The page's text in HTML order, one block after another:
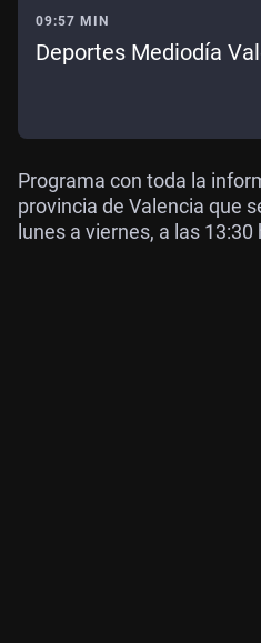
09:57 MIN
Deportes Mediodía
Programa con toda la
provincia de Valencia que
lunes a viernes, a las 13:30